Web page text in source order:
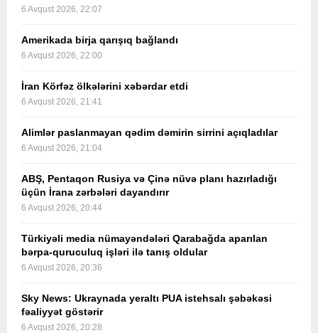
6 Avqust 2026, 22:07
Amerikada birja qarışıq bağlandı
6 Avqust 2026, 22:00
İran Körfəz ölkələrini xəbərdar etdi
6 Avqust 2026, 21:41
Alimlər paslanmayan qədim dəmirin sirrini açıqladılar
6 Avqust 2026, 21:04
ABŞ, Pentaqon Rusiya və Çinə nüvə planı hazırladığı
üçün İrana zərbələri dayandırır
6 Avqust 2026, 20:44
Türkiyəli media nümayəndələri Qarabağda aparılan
bərpa-quruculuq işləri ilə tanış oldular
6 Avqust 2026, 20:36
Sky News: Ukraynada yeraltı PUA istehsalı şəbəkəsi
fəaliyyət göstərir
6 Avqust 2026, 20:28